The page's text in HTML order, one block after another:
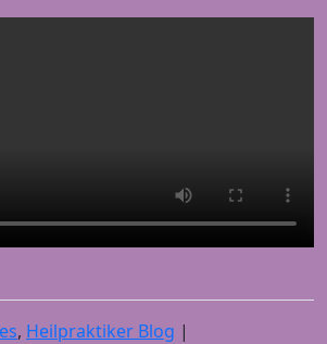
, Heilpraktiker Blog |